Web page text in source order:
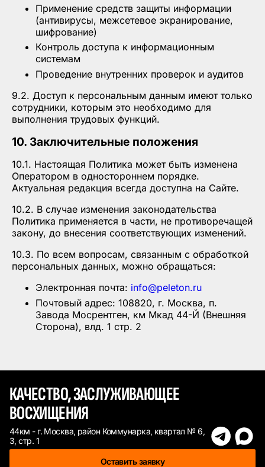
Применение средств защиты информации
(антивирусы, межсетевое экранирование,
шифрование)
Контроль доступа к информационным
системам
Проведение внутренних проверок и аудитов
9.2. Доступ к персональным данным имеют только
сотрудники, которым это необходимо для
выполнения трудовых функций.
10. Заключительные положения
10.1. Настоящая Политика может быть изменена
Оператором в одностороннем порядке.
Актуальная редакция всегда доступна на Сайте.
10.2. В случае изменения законодательства
Политика применяется в части, не противоречащей
закону, до внесения соответствующих изменений.
10.3. По всем вопросам, связанным с обработкой
персональных данных, можно обращаться:
Электронная почта: info@peleton.ru
Почтовый адрес: 108820, г. Москва, п.
Завода Мосрентген, км Мкад 44-Й (Внешняя
Сторона), влд. 1 стр. 2
КАЧЕСТВО, ЗАСЛУЖИВАЮЩЕЕ
ВОСХИЩЕНИЯ
44км - г. Москва, район Коммунарка, квартал № 6,
3, стр. 1
Оставить заявку